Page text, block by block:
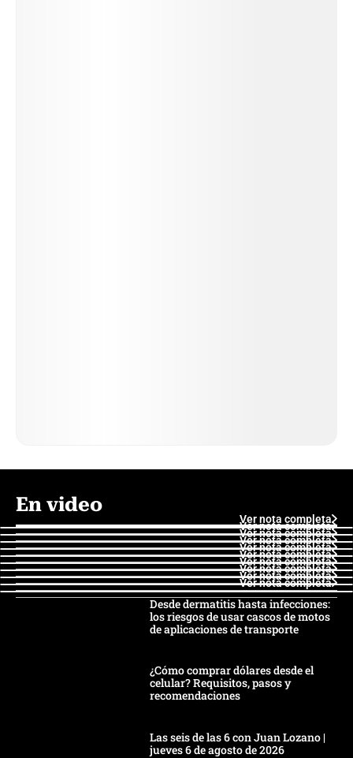
En video
Ver nota completa
Ver nota completa
Ver nota completa
Ver nota completa
Ver nota completa
Ver nota completa
Ver nota completa
Ver nota completa
Ver nota completa
Ver nota completa
Desde dermatitis hasta infecciones:
los riesgos de usar cascos de motos
de aplicaciones de transporte
¿Cómo comprar dólares desde el
celular? Requisitos, pasos y
recomendaciones
Las seis de las 6 con Juan Lozano |
jueves 6 de agosto de 2026